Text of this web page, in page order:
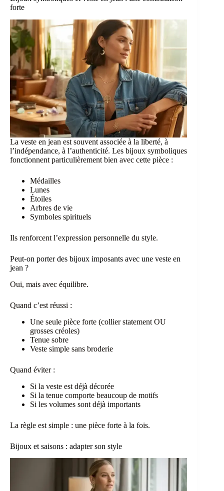
forte
La veste en jean est souvent associée à la liberté, à
l’indépendance, à l’authenticité. Les bijoux symboliques
fonctionnent particulièrement bien avec cette pièce :
Médailles
Lunes
Étoiles
Arbres de vie
Symboles spirituels
Ils renforcent l’expression personnelle du style.
Peut-on porter des bijoux imposants avec une veste en
jean ?
Oui, mais avec équilibre.
Quand c’est réussi :
Une seule pièce forte (collier statement OU
grosses créoles)
Tenue sobre
Veste simple sans broderie
Quand éviter :
Si la veste est déjà décorée
Si la tenue comporte beaucoup de motifs
Si les volumes sont déjà importants
La règle est simple : une pièce forte à la fois.
Bijoux et saisons : adapter son style